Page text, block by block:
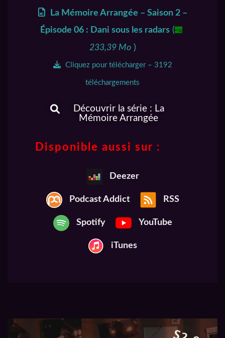
La Mémoire Arrangée – Saison 2 –
Épisode 06 : Dani sous les radars (
233,39 Mo )
Cliquez pour télécharger – 3192
téléchargements
Découvrir la série : La
Mémoire Arrangée
Disponible aussi sur :
Deezer
Podcast Addict RSS
Spotify YouTube
iTunes